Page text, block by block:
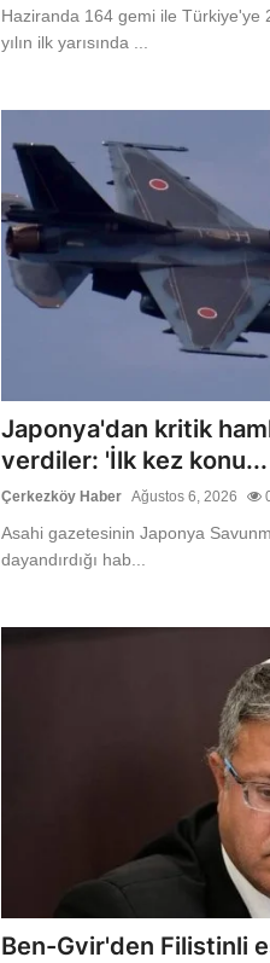
Haziranda 164 gemi ile Türkiye'ye
yılın ilk yarısında ...
Japonya'dan kritik
verdiler: 'İlk kez konu...
Çerkezköy Haber Ağustos 6, 2026
​​​​​​​Asahi gazetesinin Japonya
dayandırdığı hab...
Ben-Gvir'den Filistinli